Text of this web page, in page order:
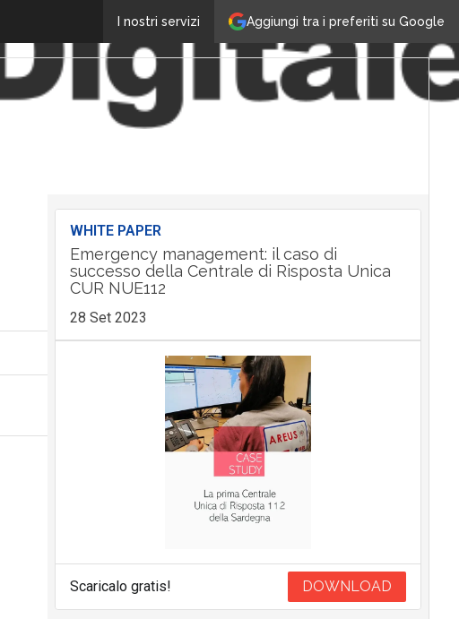
Aggiungi tra i preferiti su Google
I nostri servizi
WHITE PAPER
Emergency management: il caso di
successo della Centrale di Risposta Unica
CUR NUE112
28 Set 2023
Scaricalo gratis! DOWNLOAD